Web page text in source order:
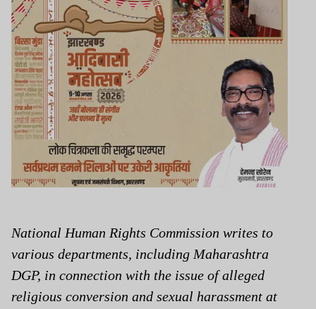
National Human Rights Commission writes to
various departments, including Maharashtra
DGP, in connection with the issue of alleged
religious conversion and sexual harassment at